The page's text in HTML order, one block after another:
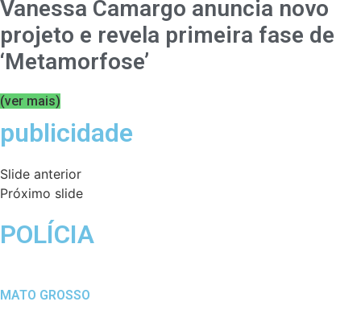
Vanessa Camargo anuncia novo
projeto e revela primeira fase de
‘Metamorfose’
(ver mais)
publicidade
Slide anterior
Próximo slide
POLÍCIA
MATO GROSSO